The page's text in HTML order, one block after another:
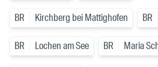
BR Kirchberg bei Mattighofen BR
BR Lochen am See BR Maria